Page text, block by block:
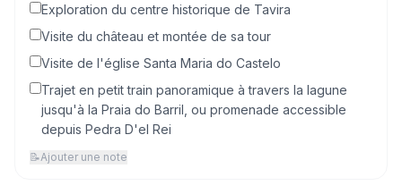
Exploration du centre historique de Tavira
Visite du château et montée de sa tour
Visite de l'église Santa Maria do Castelo
Trajet en petit train panoramique à travers la lagune
jusqu'à la Praia do Barril, ou promenade accessible
depuis Pedra D'el Rei
📝Ajouter une note